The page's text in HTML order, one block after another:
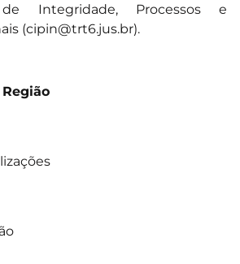
de Integridade, Processos e
(cipin@trt6.jus.br).
Região